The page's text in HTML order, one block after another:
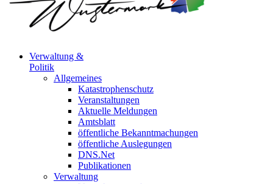
Verwaltung &
Politik
Allgemeines
Katastrophenschutz
Veranstaltungen
Aktuelle Meldungen
Amtsblatt
öffentliche Bekanntmachungen
öffentliche Auslegungen
DNS.Net
Publikationen
Verwaltung